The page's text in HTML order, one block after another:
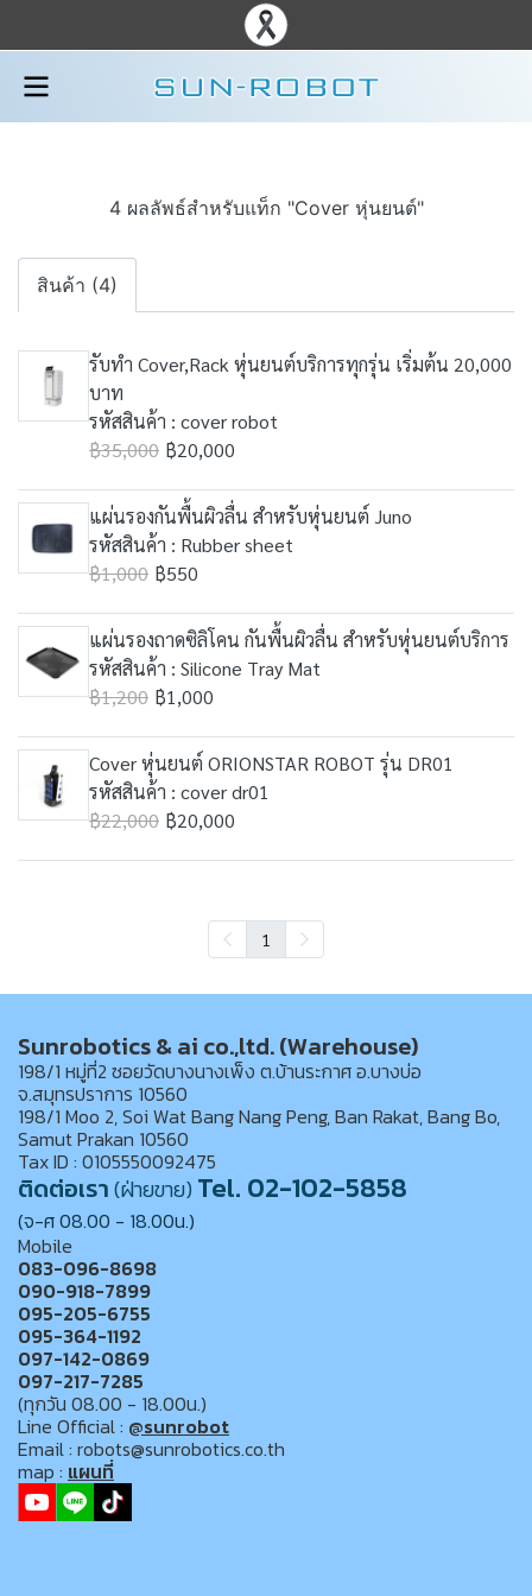
4 ผลลัพธ์สำหรับแท็ก "Cover หุ่นยนต์"
สินค้า (4)
รับทำ Cover,Rack หุ่นยนต์บริการทุกรุ่น เริ่มต้น 20,000
บาท
รหัสสินค้า : cover robot
฿35,000 ฿20,000
แผ่นรองกันพื้นผิวลื่น สำหรับหุ่นยนต์ Juno
รหัสสินค้า : Rubber sheet
฿1,000 ฿550
แผ่นรองถาดซิลิโคน กันพื้นผิวลื่น สำหรับหุ่นยนต์บริการ
รหัสสินค้า : Silicone Tray Mat
฿1,200 ฿1,000
Cover หุ่นยนต์ ORIONSTAR ROBOT รุ่น DR01
รหัสสินค้า : cover dr01
฿22,000 ฿20,000
1
Sunrobotics & ai co.,ltd. (Warehouse)
198/1 หมู่ที่2 ซอยวัดบางนางเพ็ง ต.บ้านระกาศ อ.บางบ่อ
จ.สมุทรปราการ 10560
198/1 Moo 2, Soi Wat Bang Nang Peng, Ban Rakat, Bang Bo,
Samut Prakan 10560
Tax ID : 0105550092475
ติดต่อเรา(ฝ่ายขาย) Tel. 02-102-5858
(จ-ศ 08.00 - 18.00น.)
Mobile
083-096-8698
090-918-7899
095-205-6755
095-364-1192
097-142-0869
097-217-7285
(ทุกวัน 08.00 - 18.00น.)
Line Official : @sunrobot
Email : robots@sunrobotics.co.th
map : แผนที่